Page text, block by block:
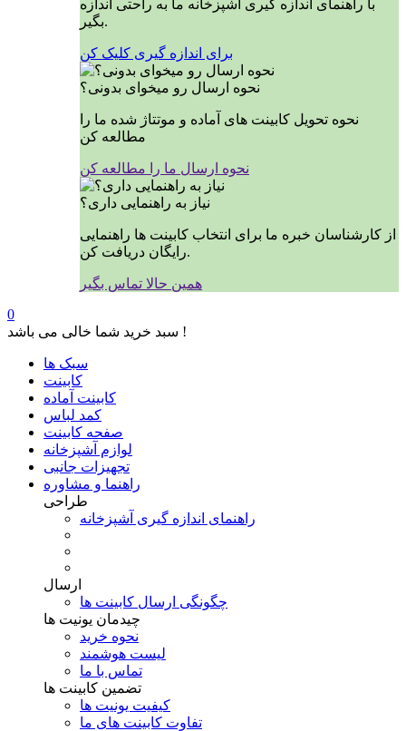
با راهنمای اندازه گیری آشپزخانه ما به راحتی اندازه
بگیر.
برای اندازه گیری کلیک کن
نحوه ارسال رو میخوای بدونی؟
نحوه تحویل کابینت های آماده و موتتاژ شده ما را
مطالعه کن
نحوه ارسال ما را مطالعه کن
نیاز به راهنمایی داری؟
از کارشناسان خبره ما برای انتخاب کابینت ها راهنمایی
رایگان دریافت کن.
همین حالا تماس بگیر
0
سبد خرید شما خالی می باشد !
سبک ها
کابینت
کابینت آماده
کمد لباس
صفحه کابینت
لوازم آشپزخانه
تجهیزات جانبی
راهنما و مشاوره
طراحی
راهنمای اندازه گیری آشپزخانه
ارسال
چگونگی ارسال کابینت ها
چیدمان یونیت ها
نحوه خرید
لیست هوشمند
تماس با ما
تضمین کابینت ها
کیفیت یونیت ها
تفاوت کابینت های ما